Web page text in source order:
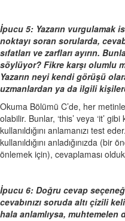
İpucu 5: Yazarın vurgulamak
noktayı soran sorularda,
sıfatları ve zarfları ayırın.
söylüyor? Fikre karşı olumlu
Yazarın neyi kendi görüşü
uzmanlardan ya da ilgili
Okuma Bölümü C’de, her
olabilir. Bunlar, ‘this’ veya ‘it’
kullanıldığını anlamanızı test
kullanıldığını anladığınızda
önlemek için), cevaplaması
İpucu 6: Doğru cevap
cevabınızı soruda altı çizili
hala anlamlıysa, muhtemelen